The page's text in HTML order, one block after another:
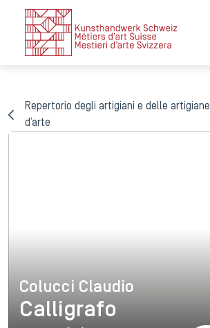
Repertorio degli artigiani e delle artigiane
d’arte
Colucci Claudio
Colucci Claudio
Calligrafo